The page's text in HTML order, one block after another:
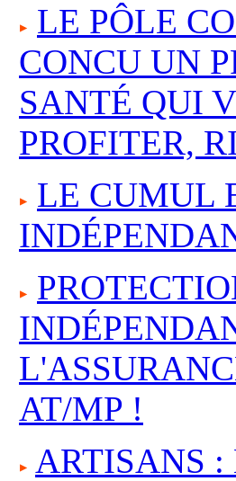
LE PÔLE
CONCU UN
SANTÉ QUI
PROFITER,
LE CUMUL
AT/MP !
ARTISANS :